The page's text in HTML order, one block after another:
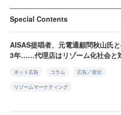
Special Contents
AISAS提唱者、元電通顧問秋山氏
3年……代理店はリゾーム化社会と
ネット広告 コラム 広告／宣伝
リゾームマーケティング